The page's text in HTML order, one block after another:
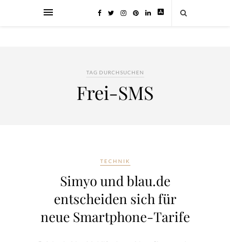
TAG DURCHSUCHEN
Frei-SMS
TECHNIK
Simyo und blau.de
entscheiden sich für
neue Smartphone-Tarife